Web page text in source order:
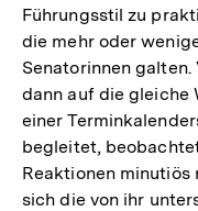
Führungsstil zu
die mehr oder
Senatorinnen
dann auf die gleiche
einer
begleitet,
Reaktionen minutiös
sich die von ihr